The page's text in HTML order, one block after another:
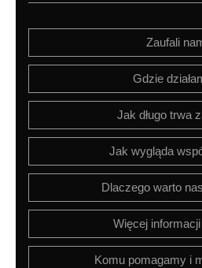
Zaufali
Gdzie
Jak długo trwa
Jak wygląda
Dlaczego warto
Więcej
Komu pomagamy i